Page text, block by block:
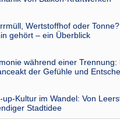
Wertstoffhof oder
gehört – ein Überblick
während einer Trennung:
der Gefühle und
up-Kultur im Wandel: Von
Stadtidee